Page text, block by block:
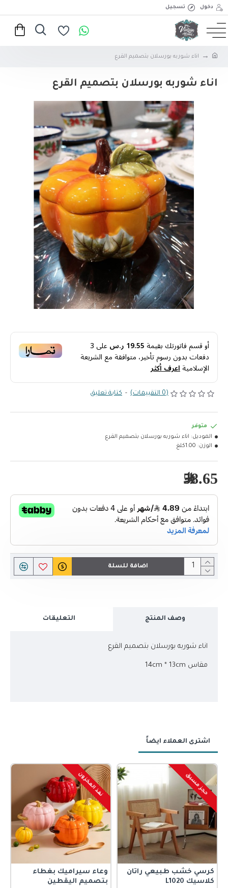
دخول تسجيل
اناء شوربه بورسلان بتصميم القرع
اناء شوربه بورسلان بتصميم القرع
أو قسم فاتورتك بقيمة 19.55 ر.س على3
دفعات بدون رسوم تأخير، متوافقة مع الشريعة
الإسلاميةاعرف أكثر
(0 التقييمات) - كتابة تعليق
58.65﷼
متوفر
الموديل: اناء شوربه بورسلان بتصميم القرع
الوزن: 1.00كلغ
اضافة للسلة
وصف المنتج التعليقات
اناء شوربه بورسلان بتصميم القرع
مقاس 14cm * 13cm
اشترى العملاء ايضاً
حجز مسبق
كرسي خشب طبيعي راتان
كلاسيك L1020
نفذ المخزون
وعاء سيراميك بغطاء
بتصميم اليقطين